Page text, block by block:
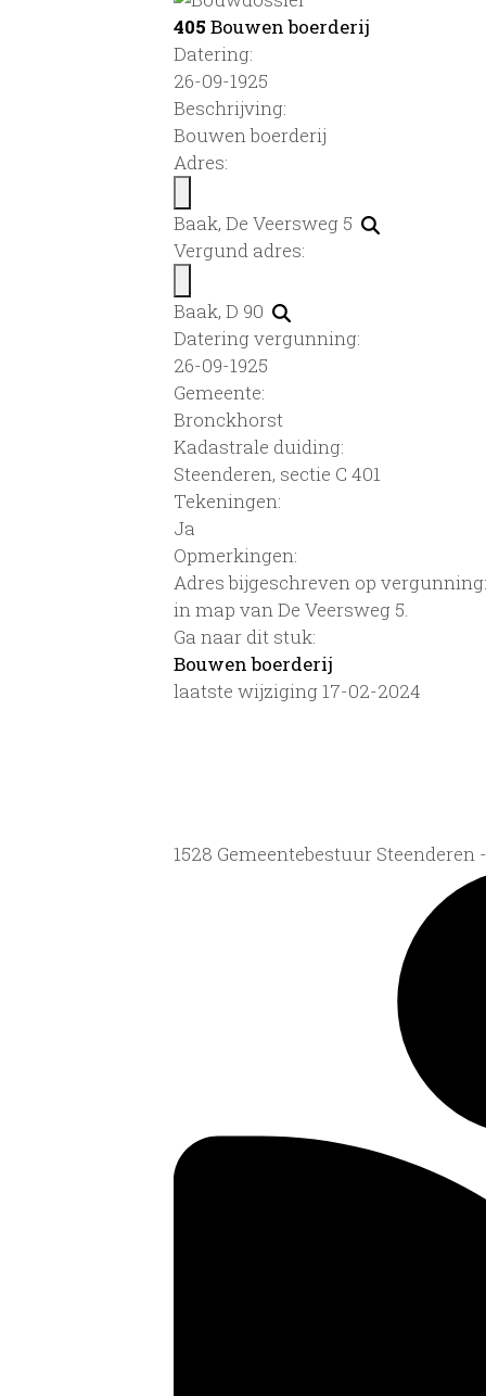
405 Bouwen boerderij
Datering:
26-09-1925
Beschrijving:
Bouwen boerderij
Adres:
Baak, De Veersweg 5
Vergund adres:
Baak, D 90
Datering vergunning:
26-09-1925
Gemeente:
Bronckhorst
Kadastrale duiding:
Steenderen, sectie C 401
Tekeningen:
Ja
Opmerkingen:
Adres bijgeschreven op
in map van De Veersweg 5.
Ga naar dit stuk:
Bouwen boerderij
laatste wijziging 17-02-2024
1528 Gemeentebestuur